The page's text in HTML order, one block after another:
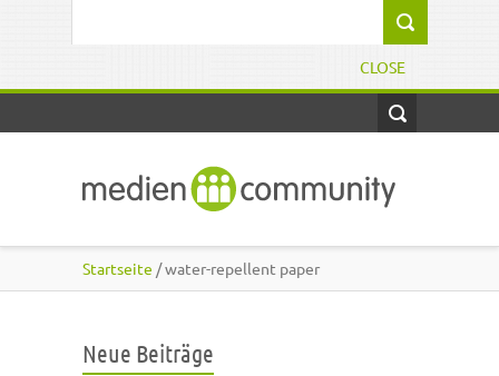
CLOSE
Startseite / water-repellent paper
Neue Beiträge